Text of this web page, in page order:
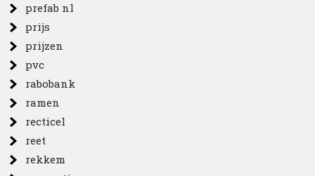
prefab nl
prijs
prijzen
pvc
rabobank
ramen
recticel
reet
rekkem